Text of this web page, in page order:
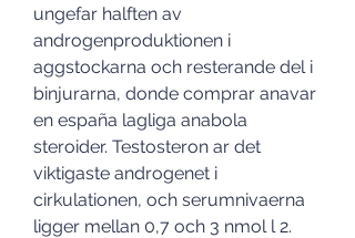
ungefar halften av
androgenproduktionen i
aggstockarna och resterande del i
binjurarna, donde comprar anavar
en españa lagliga anabola
steroider. Testosteron ar det
viktigaste androgenet i
cirkulationen, och serumnivaerna
ligger mellan 0,7 och 3 nmol l 2.